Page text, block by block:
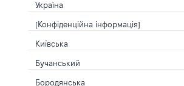
Україна
[Конфіденційна інформація]
Київська
Бучанський
Бородянська